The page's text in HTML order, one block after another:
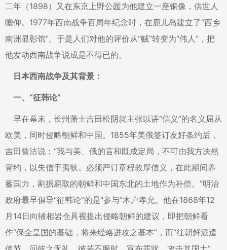
二年（1898）又在东京上野公园为他建立一座铜像，供世人
瞻仰。1977年西南战争百周年纪念时，在鹿儿岛建立了“西乡
南洲显彰馆”。于是人们对他的评价从“贼”转变为“伟人”，把
他发动西南战争说成是不得已的。
日本西南战争及其背景：
一、“征韩论”
早在幕末，长州藩士吉田松阴就主张以讲“信义”的名义屈从
欧美，同时侵略朝鲜和中国。1855年美俄签订友好条约后，
吉田曾沽说；“我与美、俄的言和既成定局，不可由我方决然
背约，以失信于夷狄。必须严订章程敦厚信义，在此期间养
蓄国力，割据易取的朝鲜和中国东北的土地作为补偿。”明治
政府最早倡导“征韩论”的是“参与”木户孝允。他在1868年12
月14日向辅相岩仓具视提出侵略朝鲜的建议，即把朝鲜看
作“保全皇国的基础，将来经略进攻之基本”，而“往朝鲜派遣